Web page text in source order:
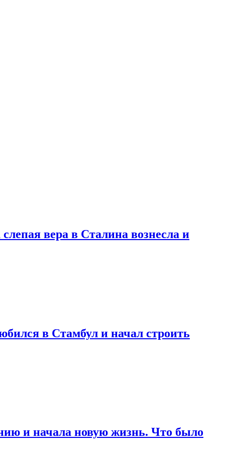
вера в Сталина вознесла и
в Стамбул и начал строить
и начала новую жизнь. Что было